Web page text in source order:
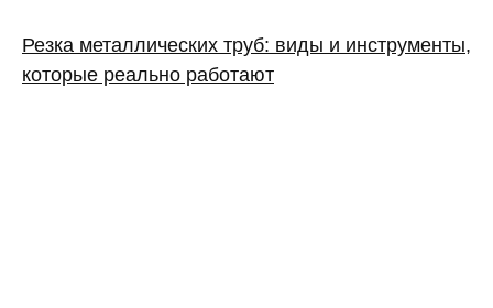
Резка металлических труб: виды и инструменты,
которые реально работают